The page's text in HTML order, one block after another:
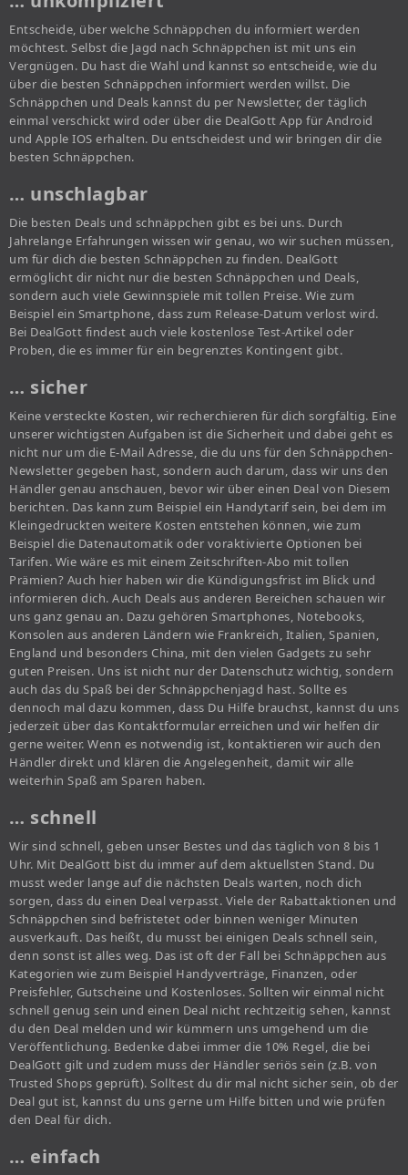
Entscheide, über welche Schnäppchen du informiert werden
möchtest. Selbst die Jagd nach Schnäppchen ist mit uns ein
Vergnügen. Du hast die Wahl und kannst so entscheide, wie du
über die besten Schnäppchen informiert werden willst. Die
Schnäppchen und Deals kannst du per Newsletter, der täglich
einmal verschickt wird oder über die DealGott App für Android
und Apple IOS erhalten. Du entscheidest und wir bringen dir die
besten Schnäppchen.
… unschlagbar
Die besten Deals und schnäppchen gibt es bei uns. Durch
Jahrelange Erfahrungen wissen wir genau, wo wir suchen müssen,
um für dich die besten Schnäppchen zu finden. DealGott
ermöglicht dir nicht nur die besten Schnäppchen und Deals,
sondern auch viele Gewinnspiele mit tollen Preise. Wie zum
Beispiel ein Smartphone, dass zum Release-Datum verlost wird.
Bei DealGott findest auch viele kostenlose Test-Artikel oder
Proben, die es immer für ein begrenztes Kontingent gibt.
… sicher
Keine versteckte Kosten, wir recherchieren für dich sorgfältig. Eine
unserer wichtigsten Aufgaben ist die Sicherheit und dabei geht es
nicht nur um die E-Mail Adresse, die du uns für den Schnäppchen-
Newsletter gegeben hast, sondern auch darum, dass wir uns den
Händler genau anschauen, bevor wir über einen Deal von Diesem
berichten. Das kann zum Beispiel ein Handytarif sein, bei dem im
Kleingedruckten weitere Kosten entstehen können, wie zum
Beispiel die Datenautomatik oder voraktivierte Optionen bei
Tarifen. Wie wäre es mit einem Zeitschriften-Abo mit tollen
Prämien? Auch hier haben wir die Kündigungsfrist im Blick und
informieren dich. Auch Deals aus anderen Bereichen schauen wir
uns ganz genau an. Dazu gehören Smartphones, Notebooks,
Konsolen aus anderen Ländern wie Frankreich, Italien, Spanien,
England und besonders China, mit den vielen Gadgets zu sehr
guten Preisen. Uns ist nicht nur der Datenschutz wichtig, sondern
auch das du Spaß bei der Schnäppchenjagd hast. Sollte es
dennoch mal dazu kommen, dass Du Hilfe brauchst, kannst du uns
jederzeit über das Kontaktformular erreichen und wir helfen dir
gerne weiter. Wenn es notwendig ist, kontaktieren wir auch den
Händler direkt und klären die Angelegenheit, damit wir alle
weiterhin Spaß am Sparen haben.
… schnell
Wir sind schnell, geben unser Bestes und das täglich von 8 bis 1
Uhr. Mit DealGott bist du immer auf dem aktuellsten Stand. Du
musst weder lange auf die nächsten Deals warten, noch dich
sorgen, dass du einen Deal verpasst. Viele der Rabattaktionen und
Schnäppchen sind befristetet oder binnen weniger Minuten
ausverkauft. Das heißt, du musst bei einigen Deals schnell sein,
denn sonst ist alles weg. Das ist oft der Fall bei Schnäppchen aus
Kategorien wie zum Beispiel Handyverträge, Finanzen, oder
Preisfehler, Gutscheine und Kostenloses. Sollten wir einmal nicht
schnell genug sein und einen Deal nicht rechtzeitig sehen, kannst
du den Deal melden und wir kümmern uns umgehend um die
Veröffentlichung. Bedenke dabei immer die 10% Regel, die bei
DealGott gilt und zudem muss der Händler seriös sein (z.B. von
Trusted Shops geprüft). Solltest du dir mal nicht sicher sein, ob der
Deal gut ist, kannst du uns gerne um Hilfe bitten und wie prüfen
den Deal für dich.
… einfach